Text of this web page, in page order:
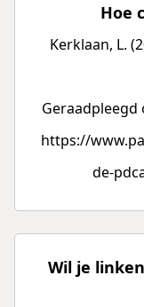
Hoe
Kerklaan, L.
Geraadpleegd
https://
de-
Wil je